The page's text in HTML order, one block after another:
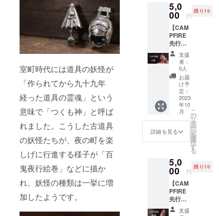
室町時代には道具の妖怪が
「作られてから九十九年
経った道具の霊魂」という
意味で「つくも神」と呼ば
れました。こうした古道具
の妖怪たちが、夜の町を楽
しげに行進する様子が「百
鬼夜行絵巻」などに描か
れ、妖怪の種類は一挙に増
加したようです。
ラップ
紐：
紫 ※
ポーチ
を添え
てお届
けいた
しま
す。
【注意
事項】
純銅は
硬さを
つける
割金を
入れて
いない
い力を
与える
と曲が
ります
ので、
取り扱
いにご
料別）
本体；
純銅
（アン
ティー
ク仕上
げ）※
コート
はして
いませ
んの
で、経
年変化
をして
きま
す。 本
体サイ
幅約19
mm ス
トラッ
プ紐：
紫 ※
ポーチ
を添え
5,0
00 円
残り10
【CAM
PFIRE
先行販
売】純
銅 犬神
※税込・
送料込
みの価
格で
す。 一
般販売
価格：
5,000円
（税
込・送
料別）
純銅
（アン
ティー
ク仕上
げ）※
コート
はして
支援
者：
0人
お届
け予
定：
2023
年10
月
詳細を見る
こ
の
リ
タ
ー
ン
を
選
択
す
る
5,0
00 円
残り10
【CAM
PFIRE
先行販
売】純
支援